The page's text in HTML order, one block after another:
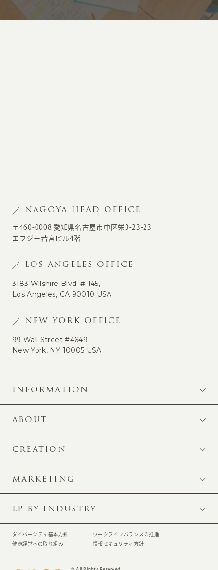
NAGOYA HEAD OFFICE
〒460-0008 愛知県名古屋市中区栄3-23-23
エフジー若宮ビル4階
LOS ANGELES OFFICE
3183 Wilshire Blvd. # 145,
Los Angeles, CA 90010 USA
NEW YORK OFFICE
99 Wall Street #4649
New York, NY 10005 USA
INFORMATION
ABOUT
CREATION
MARKETING
LP BY INDUSTRY
ダイバーシティ基本方針
ワークライフバランスの推進
健康経営への取り組み
情報セキュリティ方針